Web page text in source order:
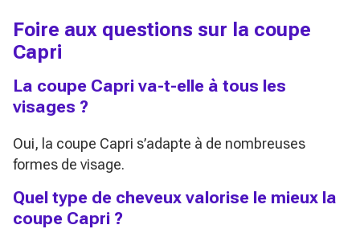
Foire aux questions sur la coupe
Capri
La coupe Capri va-t-elle à tous les
visages ?
Oui, la coupe Capri s’adapte à de nombreuses
formes de visage.
Quel type de cheveux valorise le mieux la
coupe Capri ?